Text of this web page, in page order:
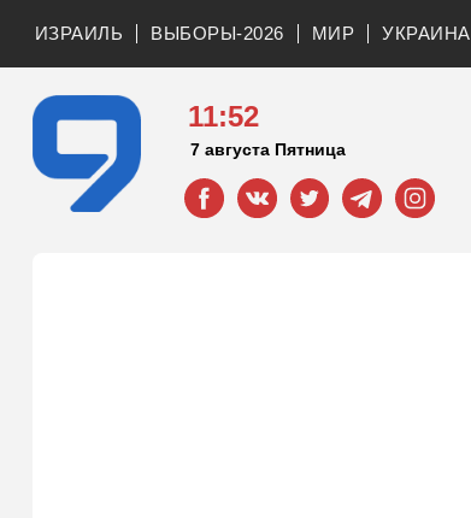
ИЗРАИЛЬ ВЫБОРЫ-2026 МИР УКРАИНА
11:52
7 августа Пятница